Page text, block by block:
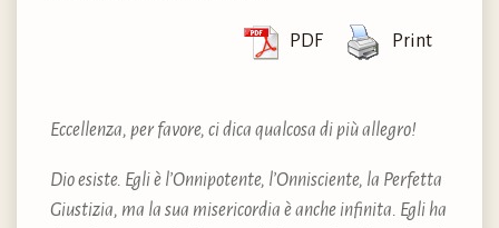
PDF Print
Eccellenza, per favore, ci dica qualcosa di più allegro!
Dio esiste. Egli è l’Onnipotente, l’Onnisciente, la Perfetta
Giustizia, ma la sua misericordia è anche infinita. Egli ha